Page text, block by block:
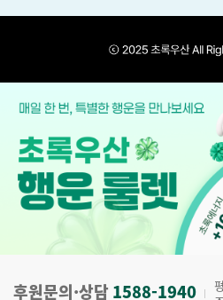
후원문의·상담 1588-1940